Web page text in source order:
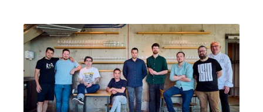
einmaligen Art zu feiern.